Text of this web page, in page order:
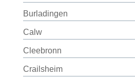
Burladingen
Calw
Cleebronn
Crailsheim